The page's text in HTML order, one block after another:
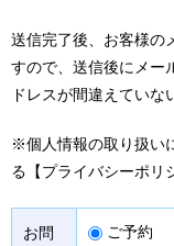
送信完了後、お客様の
すので、送信後にメー
ドレスが間違えていな
※個人情報の取り扱い
る【プライバシーポリ
お問
ご予約